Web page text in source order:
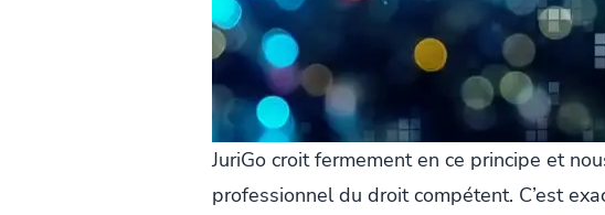
JuriGo croit fermement en ce principe et
professionnel du droit compétent. C’est